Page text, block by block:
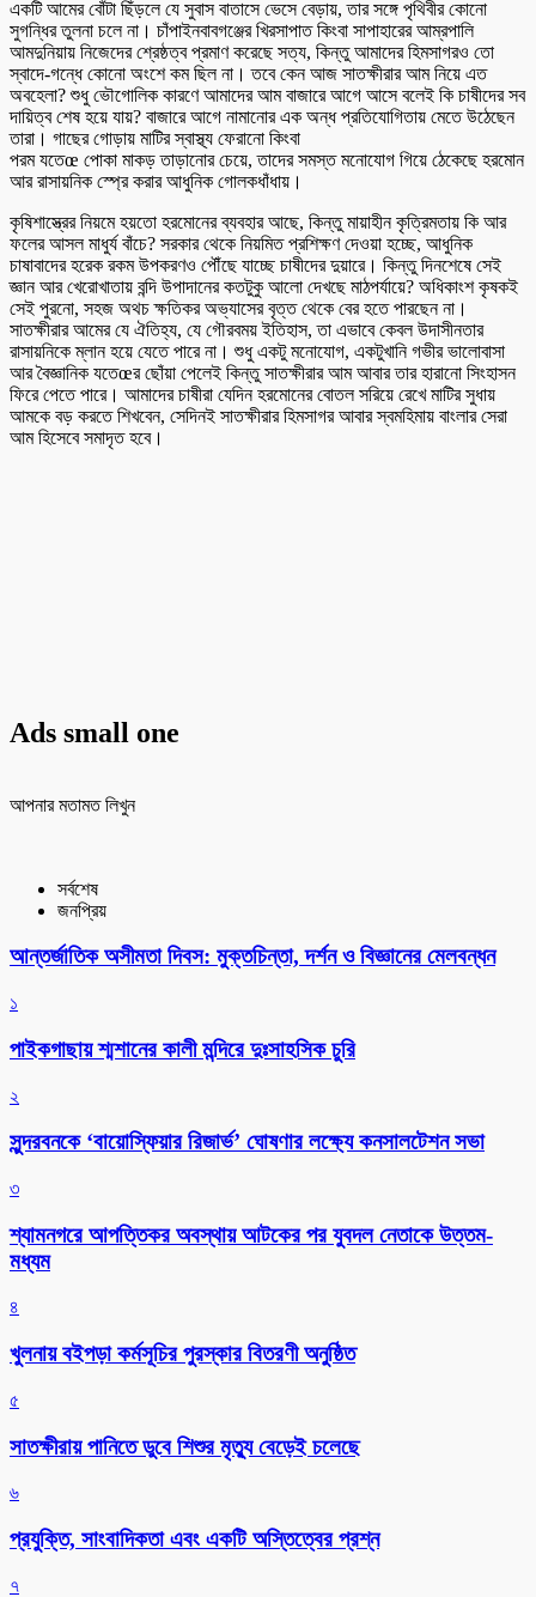
একটি আমের বোঁটা ছিঁড়লে যে সুবাস বাতাসে ভেসে বেড়ায়, তার সঙ্গে পৃথিবীর কোনো
সুগন্ধির তুলনা চলে না। চাঁপাইনবাবগঞ্জের খিরসাপাত কিংবা সাপাহারের আম্রপালি
আমদুনিয়ায় নিজেদের শ্রেষ্ঠত্ব প্রমাণ করেছে সত্য, কিন্তু আমাদের হিমসাগরও তো
স্বাদে-গন্ধে কোনো অংশে কম ছিল না। তবে কেন আজ সাতক্ষীরার আম নিয়ে এত
অবহেলা? শুধু ভৌগোলিক কারণে আমাদের আম বাজারে আগে আসে বলেই কি চাষীদের সব
দায়িত্ব শেষ হয়ে যায়? বাজারে আগে নামানোর এক অন্ধ প্রতিযোগিতায় মেতে উঠেছেন
তারা। গাছের গোড়ায় মাটির স্বাস্থ্য ফেরানো কিংবা
পরম যতেœ পোকা মাকড় তাড়ানোর চেয়ে, তাদের সমস্ত মনোযোগ গিয়ে ঠেকেছে হরমোন
আর রাসায়নিক স্প্রে করার আধুনিক গোলকধাঁধায়।
কৃষিশাস্ত্রের নিয়মে হয়তো হরমোনের ব্যবহার আছে, কিন্তু মায়াহীন কৃত্রিমতায় কি আর
ফলের আসল মাধুর্য বাঁচে? সরকার থেকে নিয়মিত প্রশিক্ষণ দেওয়া হচ্ছে, আধুনিক
চাষাবাদের হরেক রকম উপকরণও পৌঁছে যাচ্ছে চাষীদের দুয়ারে। কিন্তু দিনশেষে সেই
জ্ঞান আর খেরোখাতায় বন্দি উপাদানের কতটুকু আলো দেখছে মাঠপর্যায়ে? অধিকাংশ কৃষকই
সেই পুরনো, সহজ অথচ ক্ষতিকর অভ্যাসের বৃত্ত থেকে বের হতে পারছেন না।
সাতক্ষীরার আমের যে ঐতিহ্য, যে গৌরবময় ইতিহাস, তা এভাবে কেবল উদাসীনতার
রাসায়নিকে ম্লান হয়ে যেতে পারে না। শুধু একটু মনোযোগ, একটুখানি গভীর ভালোবাসা
আর বৈজ্ঞানিক যতেœর ছোঁয়া পেলেই কিন্তু সাতক্ষীরার আম আবার তার হারানো সিংহাসন
ফিরে পেতে পারে। আমাদের চাষীরা যেদিন হরমোনের বোতল সরিয়ে রেখে মাটির সুধায়
আমকে বড় করতে শিখবেন, সেদিনই সাতক্ষীরার হিমসাগর আবার স্বমহিমায় বাংলার সেরা
আম হিসেবে সমাদৃত হবে।
Ads small one
আপনার মতামত লিখুন
সর্বশেষ
জনপ্রিয়
আন্তর্জাতিক অসীমতা দিবস: মুক্তচিন্তা, দর্শন ও বিজ্ঞানের মেলবন্ধন
১
পাইকগাছায় শ্মশানের কালী মন্দিরে দুঃসাহসিক চুরি
২
সুন্দরবনকে ‘বায়োস্ফিয়ার রিজার্ভ’ ঘোষণার লক্ষ্যে কনসালটেশন সভা
৩
শ্যামনগরে আপত্তিকর অবস্থায় আটকের পর যুবদল নেতাকে উত্তম-
মধ্যম
৪
খুলনায় বইপড়া কর্মসূচির পুরস্কার বিতরণী অনুষ্ঠিত
৫
সাতক্ষীরায় পানিতে ডুবে শিশুর মৃত্যু বেড়েই চলেছে
৬
প্রযুক্তি, সাংবাদিকতা এবং একটি অস্তিত্বের প্রশ্ন
৭